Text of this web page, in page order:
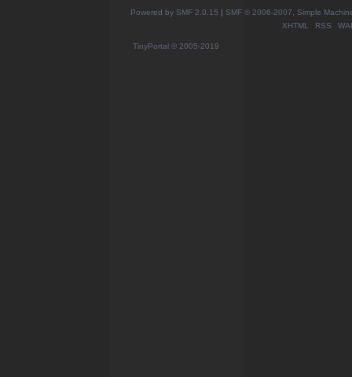
Powered by SMF 2.0.15
SMF © 2006-2007, Simple
XHTML
RSS
TinyPortal © 2005-2019